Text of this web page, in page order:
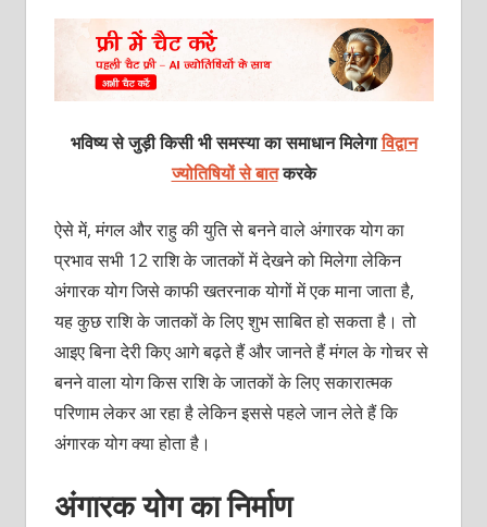
भविष्य से जुड़ी किसी भी समस्या का समाधान मिलेगाविद्वान
ज्योतिषियों से बातकरके
ऐसे में, मंगल और राहु की युति से बनने वाले अंगारक योग का
प्रभाव सभी 12 राशि के जातकों में देखने को मिलेगा लेकिन
अंगारक योग जिसे काफी खतरनाक योगों में एक माना जाता है,
यह कुछ राशि के जातकों के लिए शुभ साबित हो सकता है। तो
आइए बिना देरी किए आगे बढ़ते हैं और जानते हैं मंगल के गोचर से
बनने वाला योग किस राशि के जातकों के लिए सकारात्मक
परिणाम लेकर आ रहा है लेकिन इससे पहले जान लेते हैं कि
अंगारक योग क्या होता है।
अंगारक योग का निर्माण